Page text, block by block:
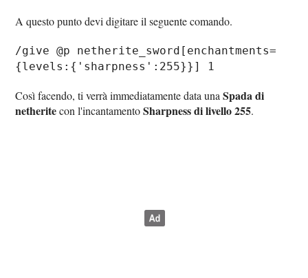
A questo punto devi digitare il seguente comando.
/give @p netherite_sword[enchantments=
{levels:{'sharpness':255}}] 1
Così facendo, ti verrà immediatamente data unaSpada di
netheritecon l'incantamentoSharpness di livello 255.